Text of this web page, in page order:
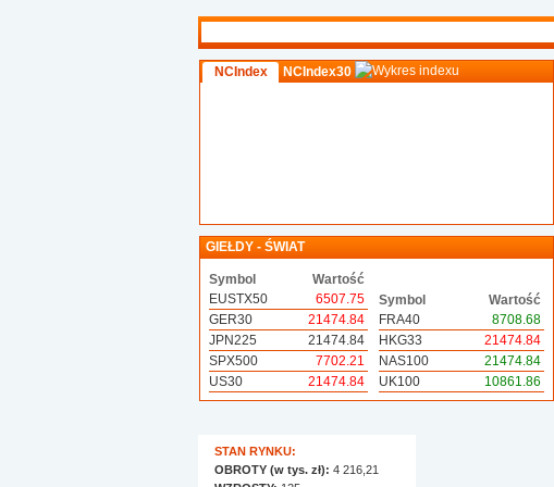
NCIndex NCIndex30
GIEŁDY - ŚWIAT
Symbol
Wartość
EUSTX50
6507.75
GER30
21474.84
JPN225
21474.84
SPX500
7702.21
US30
21474.84
Symbol
Wartość
FRA40
8708.68
HKG33
21474.84
NAS100
21474.84
UK100
10861.86
STAN RYNKU:
OBROTY (w tys. zł): 4 216,21